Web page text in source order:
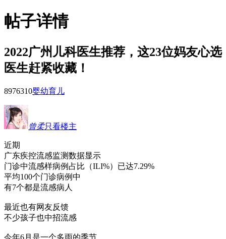
帖子详情
2022广州儿科医生推荐，这23位妈友心选
医生赶紧收藏！
8976310婴幼育儿
曾柔只看楼主
近期
广东疾控流感监测数据显示
门诊中流感样病例占比（ILI%）已达7.29%
平均100个门诊病例中
有7个都是流感病人
最近也有网友反馈
不少孩子也中招流感
今年6月是一个多雨的季节